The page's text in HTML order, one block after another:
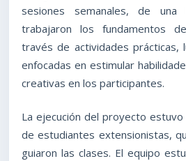
sesiones semanales, de una
trabajaron los fundamentos
través de actividades prácticas,
enfocadas en estimular
creativas en los participantes.
La ejecución del proyecto estuvo
de estudiantes extensionistas,
guiaron las clases. El equipo